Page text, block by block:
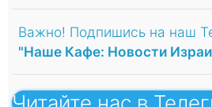
Важно! Подпишись на наш
"Наше Кафе: Новости